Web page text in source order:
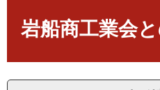
岩船商工業会